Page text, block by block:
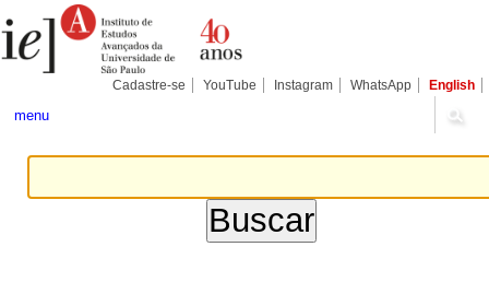
para
conteúdo.
Pessoais
Cadastre-se YouTube Instagram WhatsApp English
menu